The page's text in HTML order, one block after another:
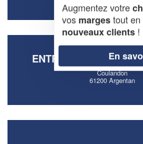
ENTREPRISE
Coulandon
61200 Argentan
Augmentez votre
vos margestout
nouveaux clients !
En